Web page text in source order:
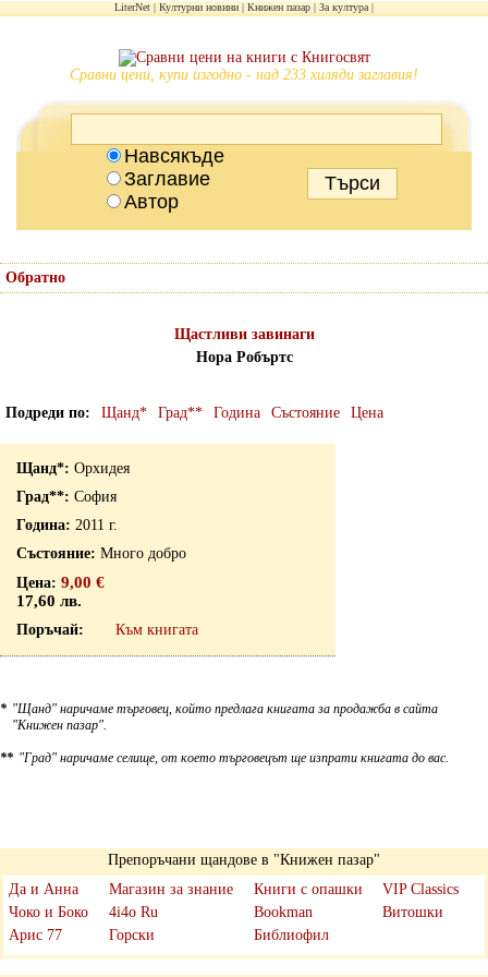
LiterNet Културни новини Книжен пазар За култура
Сравни цени, купи изгодно - над 233 хиляди заглавия!
Навсякъде
Заглавие
Автор
Обратно
Щастливи завинаги
Нора Робъртс
Подреди по Щанд* Град** Година Състояние Цена
Орхидея
София
2011 г.
Много добро
9,00 €
17,60 лв.
Към книгата
* "Щанд" наричаме търговец, който предлага книгата за продажба в сайта
"Книжен пазар".
** "Град" наричаме селище, от което търговецът ще изпрати книгата до вас.
Препоръчани щандове в "Книжен пазар"
Да и Анна
Чоко и Боко
Арис 77
Магазин за знание
4i4o Ru
Горски
Книги с опашки
Bookman
Библиофил
VIP Classics
Витошки